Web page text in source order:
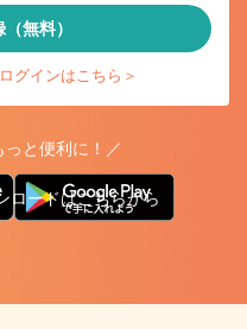
無料）
グインはこちら＞
っと便利に！／
ロードはこちらから